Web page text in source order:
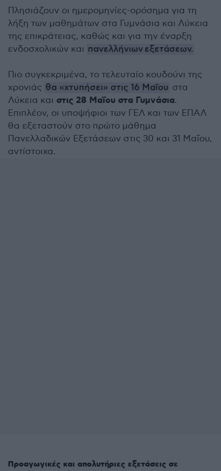
Πλησιάζουν οι ημερομηνίες-ορόσημα για τη
λήξη των μαθημάτων στα Γυμνάσια και Λύκεια
της επικράτειας, καθώς και για την έναρξη
ενδοσχολικών και πανελλήνιων εξετάσεων.
Πιο συγκεκριμένα, το τελευταίο κουδούνι της
χρονιάς θα «χτυπήσει» στις 16 Μαΐου στα
Λύκεια και στις 28 Μαΐου στα Γυμνάσια.
Επιπλέον, οι υποψήφιοι των ΓΕΛ και των ΕΠΑΛ
θα εξεταστούν στο πρώτο μάθημα
Πανελλαδικών Εξετάσεων στις 30 και 31 Μαΐου,
αντίστοιχα.
Προαγωγικές και απολυτήριες εξετάσεις σε